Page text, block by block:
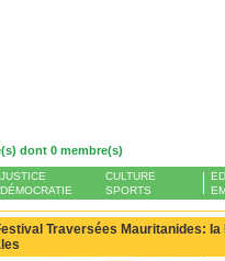
dont 0 membre(s)
JUSTICE
DÉMOCRATIE
CULTURE
SPORTS
Traversées Mauritanides: